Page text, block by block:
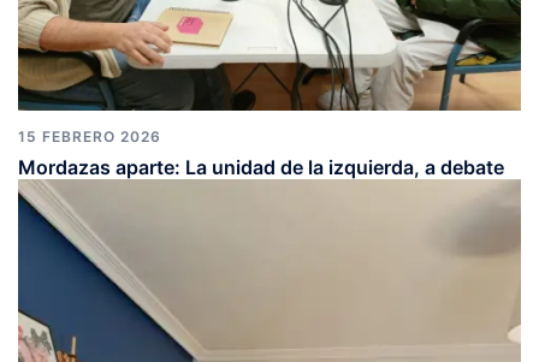
15 FEBRERO 2026
Mordazas aparte: La unidad de la izquierda, a debate